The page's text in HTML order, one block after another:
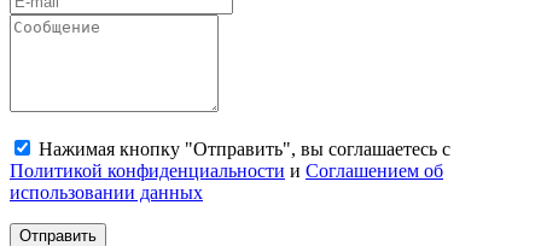
Нажимая кнопку "Отправить", вы соглашаетесь с
Политикой конфиденциальности и Соглашением об
использовании данных
Отправить